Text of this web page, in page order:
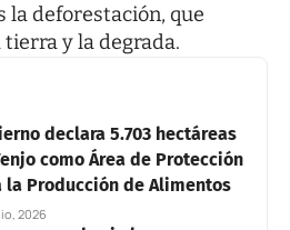
la deforestación, que
tierra y la degrada.
declara 5.703 hectáreas
como Área de Protección
la Producción de Alimentos
2026